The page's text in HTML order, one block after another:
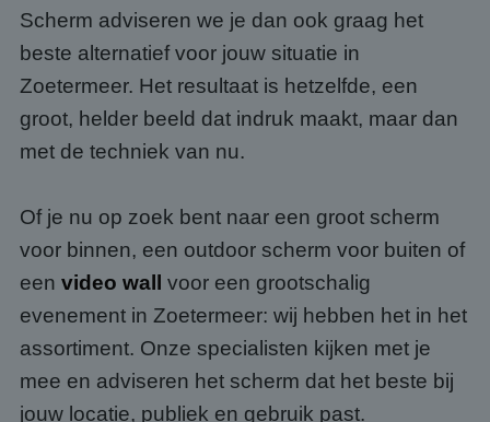
Scherm adviseren we je dan ook graag het
beste alternatief voor jouw situatie in
Zoetermeer. Het resultaat is hetzelfde, een
groot, helder beeld dat indruk maakt, maar dan
met de techniek van nu.
Of je nu op zoek bent naar een groot scherm
voor binnen, een outdoor scherm voor buiten of
een video wall
voor een grootschalig
evenement in Zoetermeer: wij hebben het in het
assortiment. Onze specialisten kijken met je
mee en adviseren het scherm dat het beste bij
jouw locatie, publiek en gebruik past.